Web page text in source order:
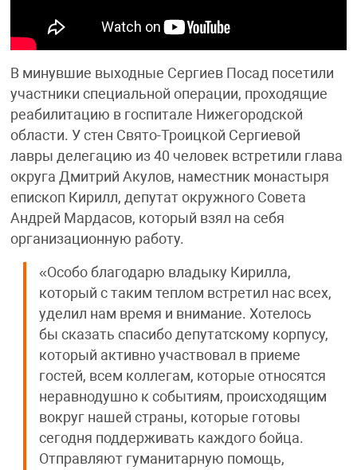
В минувшие выходные Сергиев Посад посетили
участники специальной операции, проходящие
реабилитацию в госпитале Нижегородской
области. У стен Свято-Троицкой Сергиевой
лавры делегацию из 40 человек встретили глава
округа Дмитрий Акулов, наместник монастыря
епископ Кирилл, депутат окружного Совета
Андрей Мардасов, который взял на себя
организационную работу.
«Особо благодарю владыку Кирилла,
который с таким теплом встретил нас всех,
уделил нам время и внимание. Хотелось
бы сказать спасибо депутатскому корпусу,
который активно участвовал в приеме
гостей, всем коллегам, которые относятся
неравнодушно к событиям, происходящим
вокруг нашей страны, которые готовы
сегодня поддерживать каждого бойца.
Отправляют гуманитарную помощь,